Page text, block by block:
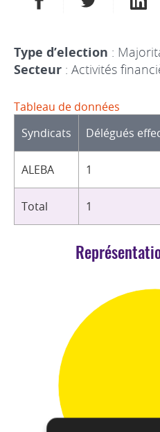
Type d’election :
Secteur : Activités
Tableau de données
Syndicats
Délégués
ALEBA 1
Total 1